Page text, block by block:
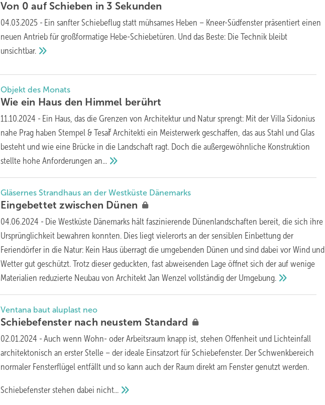
Von 0 auf Schieben in 3 Sekunden
04.03.2025 - Ein sanfter Schiebeflug statt mühsames Heben – Kneer-Südfenster präsentiert einen
neuen Antrieb für großformatige Hebe-Schiebetüren. Und das Beste: Die Technik bleibt
unsichtbar.
Objekt des Monats
Wie ein Haus den Himmel berührt
11.10.2024 - Ein Haus, das die Grenzen von Architektur und Natur sprengt: Mit der Villa Sidonius
nahe Prag haben Stempel & Tesař Architekti ein Meisterwerk geschaffen, das aus Stahl und Glas
besteht und wie eine Brücke in die Landschaft ragt. Doch die außergewöhnliche Konstruktion
stellte hohe Anforderungenan...
Gläsernes Strandhaus an der Westküste Dänemarks
Eingebettet zwischen Dünen
04.06.2024 - Die Westküste Dänemarks hält faszinierende Dünenlandschaften bereit, die sich ihre
Ursprünglichkeit bewahren konnten. Dies liegt vielerorts an der sensiblen Einbettung der
Feriendörfer in die Natur: Kein Haus überragt die umgebenden Dünen und sind dabei vor Wind und
Wetter gut geschützt. Trotz dieser geduckten, fast abweisenden Lage öffnet sich der auf wenige
Materialien reduzierte Neubau von Architekt Jan Wenzel vollständig der Umgebung.
Ventana baut aluplast neo
Schiebefe nster nach neustem Standard
02.01.2024 - Auch wenn Wohn- oder Arbeitsraum knapp ist, stehen Offenheit und Lichteinfall
architektonisch an erster Stelle – der ideale Einsatzort für Schiebefenster. Der Schwenkbereich
normaler Fensterflügel entfällt und so kann auch der Raum direkt am Fenster genutzt werden.
Schiebefenster stehen dabei nicht...